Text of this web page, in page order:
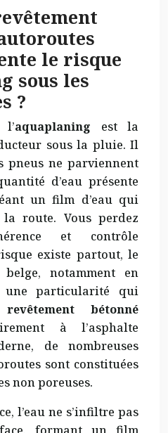
le risque
sous les
?
l’aquaplaning est la
sous la pluie. Il
pneus ne parviennent
d’eau présente
un film d’eau qui
route. Vous perdez
et contrôle
existe partout, le
notamment en
une particularité qui
revêtement bétonné
à l’asphalte
de nombreuses
sont constituées
non poreuses.
l’eau ne s’infiltre pas
formant un film